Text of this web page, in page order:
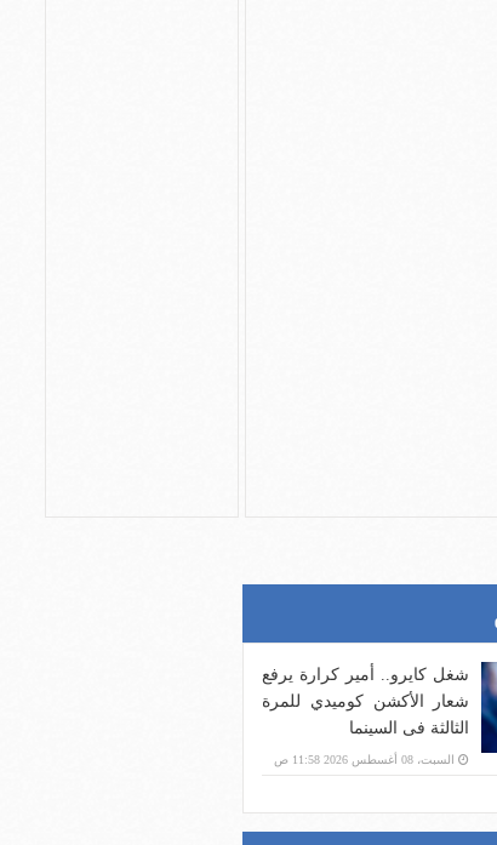
شغل كايرو.. أمير كرارة يرفع
شعار الأكشن كوميدي للمرة
الثالثة فى السينما
السبت، 08 أغسطس 2026 11:58 ص